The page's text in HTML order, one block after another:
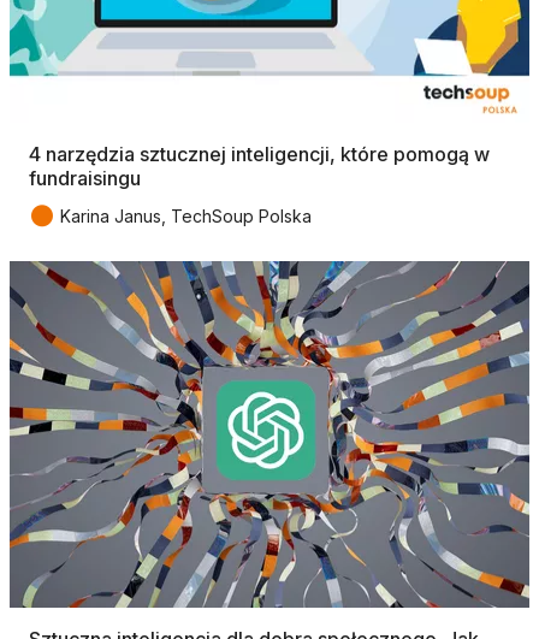
4 narzędzia sztucznej inteligencji, które pomogą w
fundraisingu
● Karina Janus, TechSoup Polska